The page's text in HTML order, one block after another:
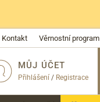
Kontakt Věrnostní program
MŮJ ÚČET
Přihlášení / Registrace